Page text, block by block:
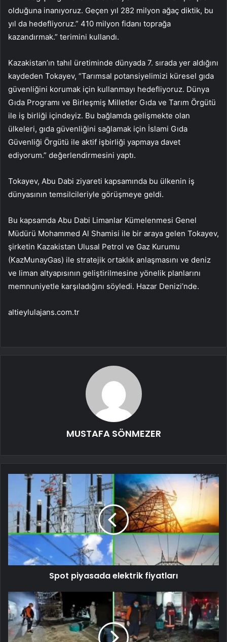
olduğuna inanıyoruz. Geçen yıl 282 milyon ağaç diktik, bu
yıl da hedefliyoruz.” 410 milyon fidanı toprağa
kazandırmak.” terimini kullandı.
Kazakistan’ın tahıl üretiminde dünyada 7. sırada yer aldığını
kaydeden Tokayev, “Tarımsal potansiyelimizi küresel gıda
güvenliğini korumak için kullanmayı hedefliyoruz. Dünya
Gıda Programı ve Birleşmiş Milletler Gıda ve Tarım Örgütü
ile iş birliği içindeyiz. Bu bağlamda gelişmekte olan
ülkeleri, gıda güvenliğini sağlamak için İslami Gıda
Güvenliği Örgütü ile aktif işbirliği yapmaya davet
ediyorum.” değerlendirmesini yaptı.
Tokayev, Abu Dabi ziyareti kapsamında bu ülkenin iş
dünyasının temsilcileriyle görüşmeye geldi.
Bu kapsamda Abu Dabi Limanlar Kümelenmesi Genel
Müdürü Mohammed Al Shamisi ile bir araya gelen Tokayev,
şirketin Kazakistan Ulusal Petrol ve Gaz Kurumu
(KazMunayGas) ile stratejik ortaklık anlaşmasını ve deniz
ve liman altyapısının geliştirilmesine yönelik planlarını
memnuniyetle karşıladığını söyledi. Hazar Denizi’nde.
altieylulajans.com.tr
MUSTAFA SÖNMEZER
Spot piyasada elektrik fiyatları